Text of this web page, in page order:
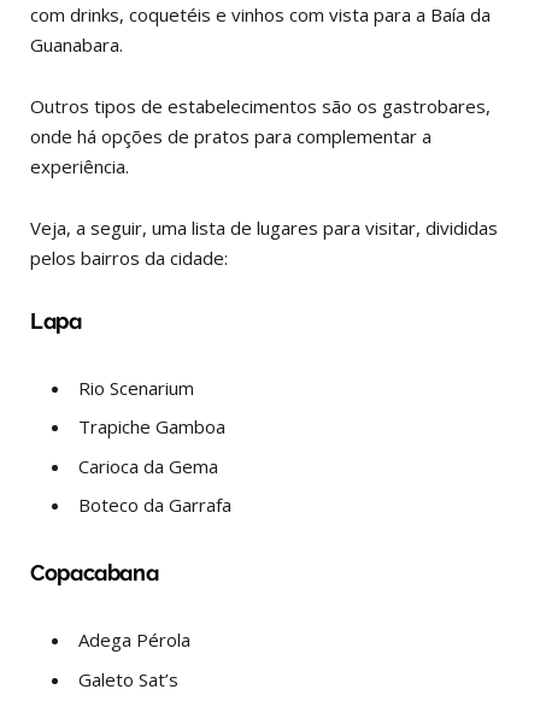
com drinks, coquetéis e vinhos com vista para a Baía da
Guanabara.
Outros tipos de estabelecimentos são os gastrobares,
onde há opções de pratos para complementar a
experiência.
Veja, a seguir, uma lista de lugares para visitar, divididas
pelos bairros da cidade:
Lapa
Rio Scenarium
Trapiche Gamboa
Carioca da Gema
Boteco da Garrafa
Copacabana
Adega Pérola
Galeto Sat’s